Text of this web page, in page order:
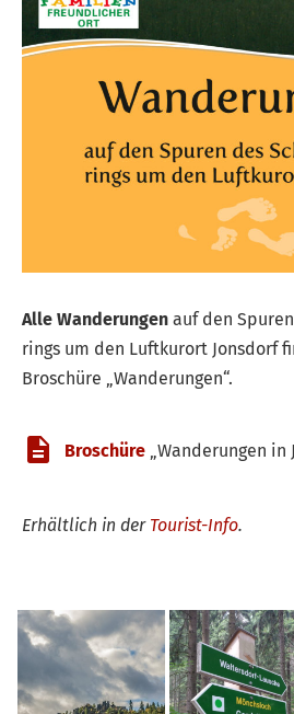
Alle Wanderungen auf den
rings um den Luftkurort Jonsdorf
Broschüre „Wanderungen“.
Broschüre „Wanderungen in
Erhältlich in der Tourist-Info.